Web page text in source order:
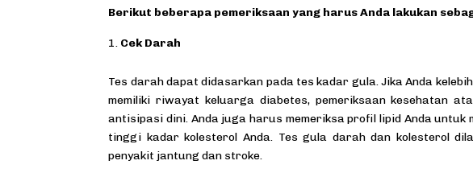
Berikut beberapa pemeriksaan yang harus Anda lakukan
Cek Darah
Tes darah dapat didasarkan pada tes kadar gula. Jika Anda
memiliki riwayat keluarga diabetes, pemeriksaan kesehatan
antisipasi dini. Anda juga harus memeriksa profil lipid Anda untuk
tinggi kadar kolesterol Anda. Tes gula darah dan kolesterol
penyakit jantung dan stroke.